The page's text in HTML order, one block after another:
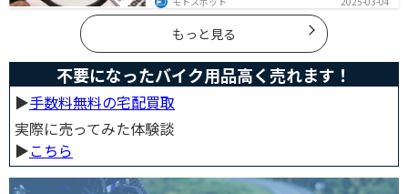
イクに乗れる一方で、査定額が低くなる場合も多いため
注意が必要です。この記事を読めば、よい条件で下取り
を進めるコツがわかります。
もっと見る
不要になったバイク用品高く売れます！
▶︎手数料無料の宅配買取
実際に売ってみた体験談
▶︎こちら